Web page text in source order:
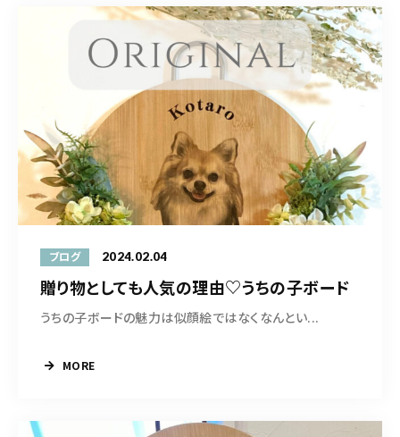
ブログ 2024.02.04
贈り物としても人気の理由♡うちの子ボード
うちの子ボードの魅力は似顔絵ではなくなんとい...
MORE